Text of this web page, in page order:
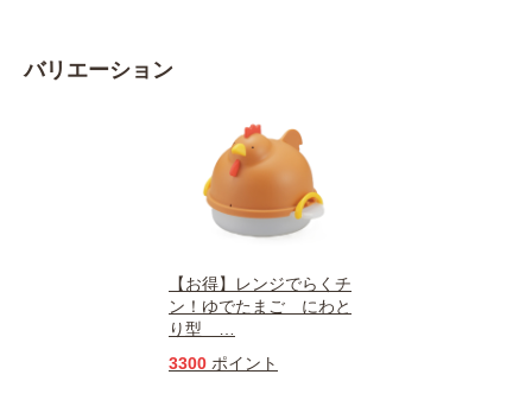
バリエーション
【お得】レンジでらくチ
ン！ゆでたまご にわと
り型
3300 ポイント